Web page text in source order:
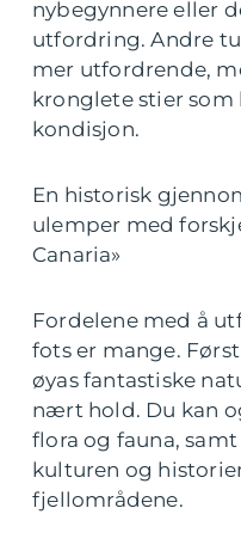
nybegynnere eller
utfordring. Andre
mer utfordrende,
kronglete stier som
kondisjon.
En historisk
ulemper med
Canaria»
Fordelene med å
fots er mange.
øyas fantastiske
nært hold. Du kan
flora og fauna,
kulturen og
fjellområdene.